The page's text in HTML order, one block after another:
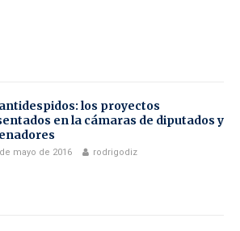
los proyectos
en la cámaras de diputados y
mayo de 2016 rodrigodiz